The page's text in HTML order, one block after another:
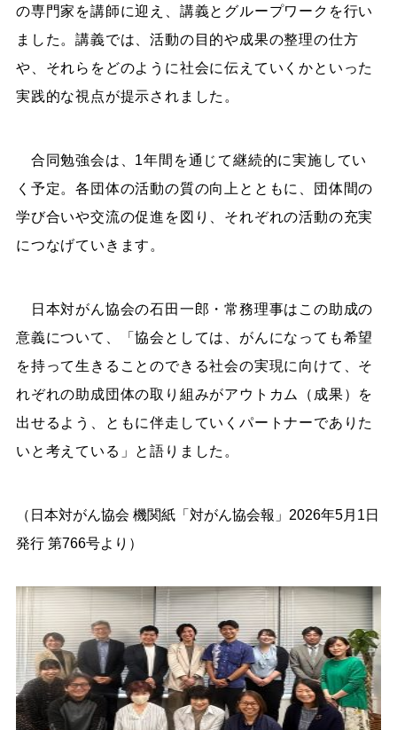
の専門家を講師に迎え、講義とグループワークを行い
ました。講義では、活動の目的や成果の整理の仕方
や、それらをどのように社会に伝えていくかといった
実践的な視点が提示されました。
合同勉強会は、1年間を通じて継続的に実施してい
く予定。各団体の活動の質の向上とともに、団体間の
学び合いや交流の促進を図り、それぞれの活動の充実
につなげていきます。
日本対がん協会の石田一郎・常務理事はこの助成の
意義について、「協会としては、がんになっても希望
を持って生きることのできる社会の実現に向けて、そ
れぞれの助成団体の取り組みがアウトカム（成果）を
出せるよう、ともに伴走していくパートナーでありた
いと考えている」と語りました。
（日本対がん協会 機関紙「対がん協会報」2026年5月1日
発行 第766号より）